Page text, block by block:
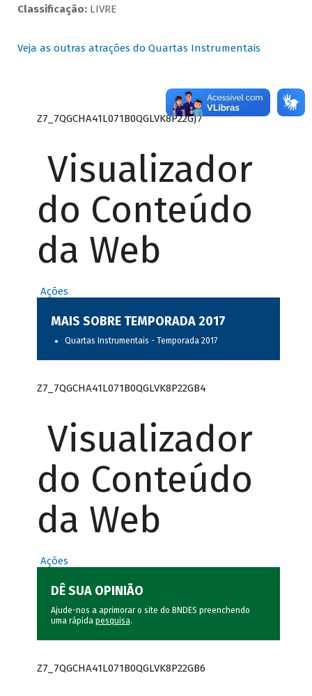
Classificação:LIVRE
Veja as outras atrações do Quartas Instrumentais
Z7_7QGCHA41L071B0QGLVK8P22GJ7
Visualizador
do Conteúdo
da Web
Ações
MAIS SOBRE TEMPORADA 2017
Quartas Instrumentais - Temporada 2017
Z7_7QGCHA41L071B0QGLVK8P22GB4
Visualizador
do Conteúdo
da Web
Ações
DÊ SUA OPINIÃO
Ajude-nos a aprimorar o site do BNDES preenchendo
uma rápida pesquisa.
Z7_7QGCHA41L071B0QGLVK8P22GB6